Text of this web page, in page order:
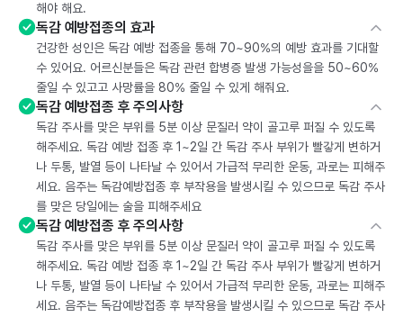
해야 해요.
독감 예방접종의 효과
건강한 성인은 독감 예방 접종을 통해 70~90%의 예방 효과를 기대할
수 있어요. 어르신분들은 독감 관련 합병증 발생 가능성을을 50~60%
줄일 수 있고고 사망률을 80% 줄일 수 있게 해줘요.
독감 예방접종 후 주의사항
독감 주사를 맞은 부위를 5분 이상 문질러 약이 골고루 퍼질 수 있도록
해주세요. 독감 예방 접종 후 1~2일 간 독감 주사 부위가 빨갛게 변하거
나 두통, 발열 등이 나타날 수 있어서 가급적 무리한 운동, 과로는 피해주
세요. 음주는 독감예방접종 후 부작용을 발생시킬 수 있으므로 독감 주사
를 맞은 당일에는 술을 피해주세요
독감 예방접종 후 주의사항
독감 주사를 맞은 부위를 5분 이상 문질러 약이 골고루 퍼질 수 있도록
해주세요. 독감 예방 접종 후 1~2일 간 독감 주사 부위가 빨갛게 변하거
나 두통, 발열 등이 나타날 수 있어서 가급적 무리한 운동, 과로는 피해주
세요. 음주는 독감예방접종 후 부작용을 발생시킬 수 있으므로 독감 주사